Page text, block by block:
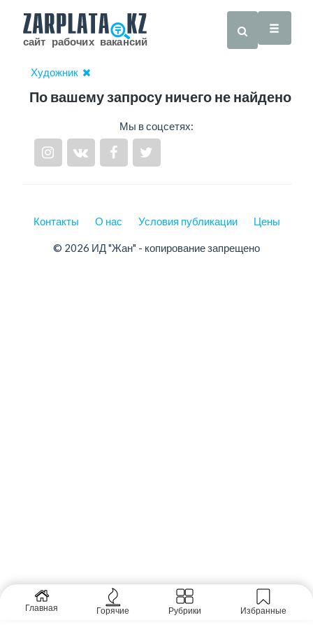
Художник
По вашему запросу ничего не найдено
Мы в соцсетях:
Контакты О нас Условия публикации Цены
© 2026 ИД "Жан" - копирование запрещено
Главная Горячие Рубрики Избранные